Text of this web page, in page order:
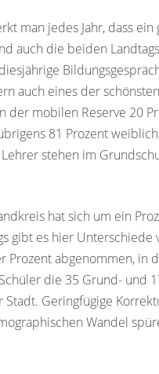
man jedes Jahr, dass
auch die beiden
auch eines der
der mobilen Reserve 20
81 Prozent
stehen im
hat sich um ein
gibt es hier Unterschiede
abgenommen, in
die 35 Grund- und
Geringfügige
Wandel